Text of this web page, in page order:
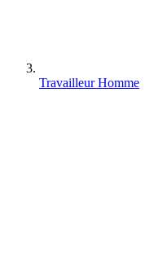
Travailleur Homme